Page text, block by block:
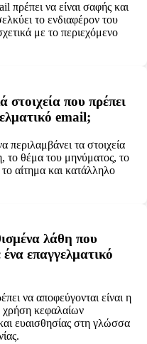
πρέπει να είναι σαφής και
το ενδιαφέρον του
με το περιεχόμενο
στοιχεία που πρέπει
email;
περιλαμβάνει τα στοιχεία
το θέμα του μηνύματος, το
αίτημα και κατάλληλο
λάθη που
επαγγελματικό
να αποφεύγονται είναι η
χρήση κεφαλαίων
ευαισθησίας στη γλώσσα